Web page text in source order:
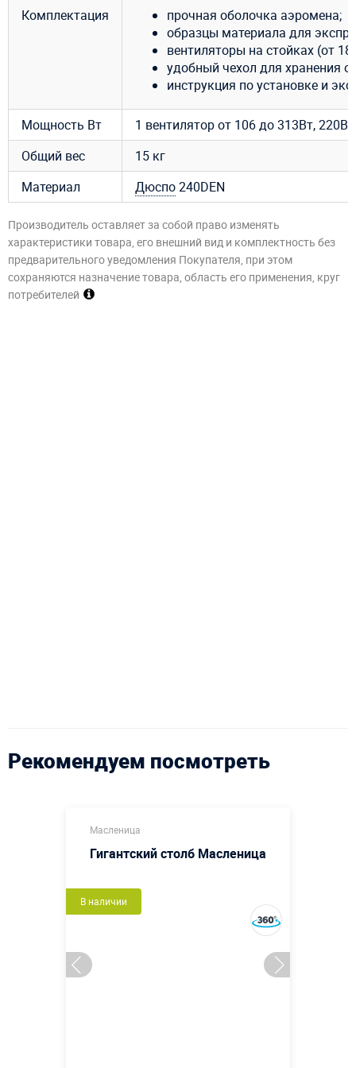
Комплектация
прочная оболочка аэромена;
образцы материала для
вентиляторы на стойках (от
удобный чехол для хранения
инструкция по установке и
Мощность Вт
1 вентилятор от 106 до 313Вт, 220В,
Общий вес
15 кг
Материал
Дюспо240DEN
Производитель оставляет за собой право изменять
характеристики товара, его внешний вид и комплектность без
предварительного уведомления Покупателя, при этом
сохраняются назначение товара, область его применения, круг
потребителей
Рекомендуем посмотреть
Масленица
Гигантский столб Масленица
В наличии